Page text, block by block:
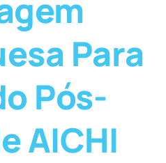
Para
Pós-
AICHI